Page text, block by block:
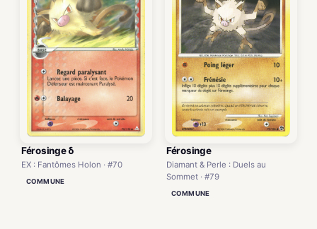
Férosinge δ
EX : Fantômes Holon · #70
COMMUNE
Férosinge
Diamant & Perle : Duels au
Sommet · #79
COMMUNE